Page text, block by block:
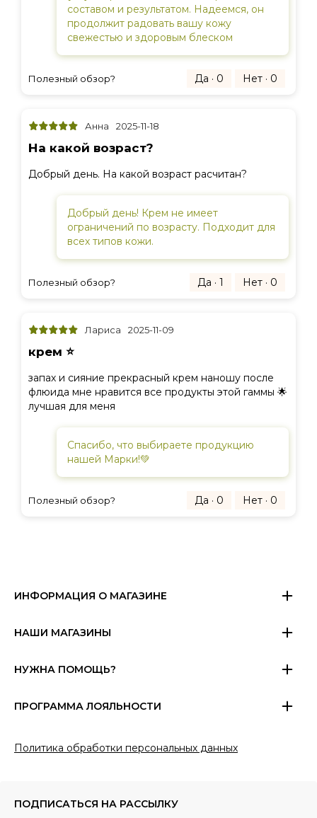
составом и результатом. Надеемся, он
продолжит радовать вашу кожу
свежестью и здоровым блеском
Полезный обзор? Да · 0 Нет · 0
Анна 2025-11-18
На какой возраст?
Добрый день. На какой возраст расчитан?
Добрый день! Крем не имеет
ограничений по возрасту. Подходит для
всех типов кожи.
Полезный обзор? Да · 1 Нет · 0
Лариса 2025-11-09
крем ⭐️
запах и сияние прекрасный крем наношу после
флюида мне нравится все продукты этой гаммы 🌟
лучшая для меня
Спасибо, что выбираете продукцию
нашей Марки!💚
Полезный обзор? Да · 0 Нет · 0
ИНФОРМАЦИЯ О МАГАЗИНЕ
НАШИ МАГАЗИНЫ
НУЖНА ПОМОЩЬ?
ПРОГРАММА ЛОЯЛЬНОСТИ
Политика обработки персональных данных
ПОДПИСАТЬСЯ НА РАССЫЛКУ